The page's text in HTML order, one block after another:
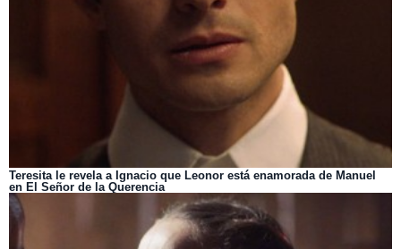
Teresita le revela a Ignacio que Leonor está enamorada de Manuel
en El Señor de la Querencia